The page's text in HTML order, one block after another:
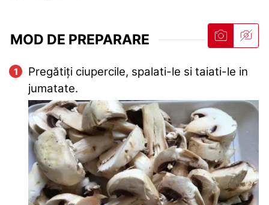
MOD DE PREPARARE
Pregătiți ciupercile, spalati-le si taiati-le in
jumatate.